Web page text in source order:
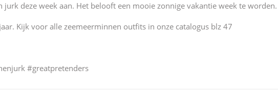
jurk deze week aan. Het belooft een mooie zonnige vakantie week te worden.
Kijk voor alle zeemeerminnen outfits in onze catalogus blz 47
#greatpretenders